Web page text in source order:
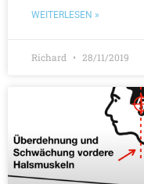
WEITERLESEN »
Richard 28/11/2019